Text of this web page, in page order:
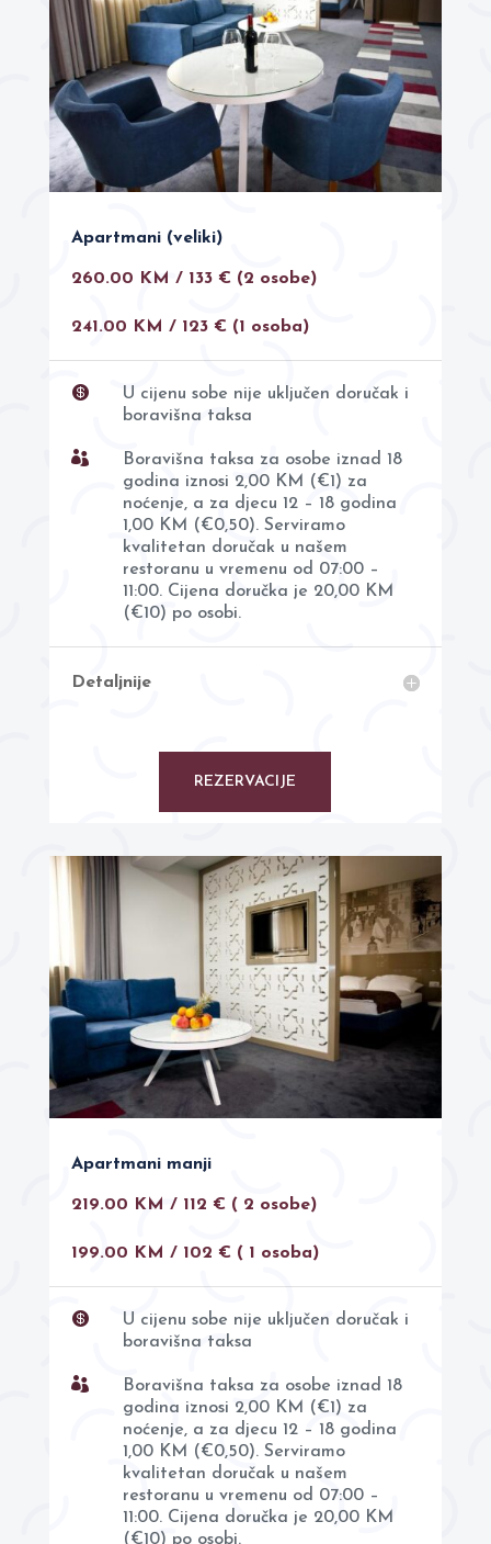
Apartmani (veliki)
260.00 KM / 133 € (2 osobe)
241.00 KM / 123 € (1 osoba)

U cijenu sobe nije uključen doručak i
boravišna taksa

Boravišna taksa za osobe iznad 18
godina iznosi 2,00 KM (€1) za
noćenje, a za djecu 12 – 18 godina
1,00 KM (€0,50). Serviramo
kvalitetan doručak u našem
restoranu u vremenu od 07:00 –
11:00. Cijena doručka je 20,00 KM
(€10) po osobi.
Detaljnije
REZERVACIJE
Apartmani manji
219.00 KM / 112 €( 2 osobe)
199.00 KM / 102 € ( 1 osoba)

U cijenu sobe nije uključen doručak i
boravišna taksa

Boravišna taksa za osobe iznad 18
godina iznosi 2,00 KM (€1) za
noćenje, a za djecu 12 – 18 godina
1,00 KM (€0,50). Serviramo
kvalitetan doručak u našem
restoranu u vremenu od 07:00 –
11:00. Cijena doručka je 20,00 KM
(€10) po osobi.